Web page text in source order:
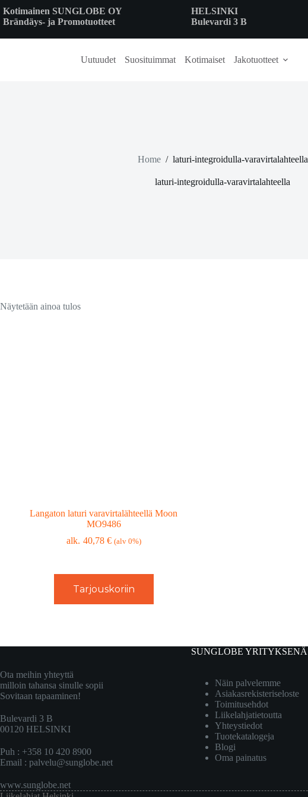
to
content
Kotimainen SUNGLOBE OY
Brändäys- ja Promotuotteet
HELSINKI
Bulevardi 3 B
Uutuudet Suosituimmat Kotimaiset Jakotuotteet
Home / laturi-integroidulla-varavirtalahteella
laturi-integroidulla-varavirtalahteella
Näytetään ainoa tulos
Langaton laturi varavirtalähteellä Moon
MO9486
40,78 € (alv 0%)
Tarjouskoriin
Ota meihin yhteyttä
milloin tahansa sinulle sopii
Sovitaan tapaaminen!
Bulevardi 3 B
00120 HELSINKI
Puh : +358 10 420 8900
Email : palvelu@sunglobe.net
www.sunglobe.net
SUNGLOBE YRITYKSENÄ
Näin palvelemme
Asiakasrekisteriseloste
Toimitusehdot
Liikelahjatietoutta
Yhteystiedot
Tuotekatalogeja
Blogi
Oma painatus